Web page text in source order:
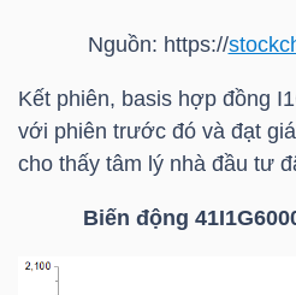
Nguồn: https://
Kết phiên, basis hợp đồng
với phiên trước đó và đạt
cho thấy tâm lý nhà đầu tư
Biến động
PHIẾU